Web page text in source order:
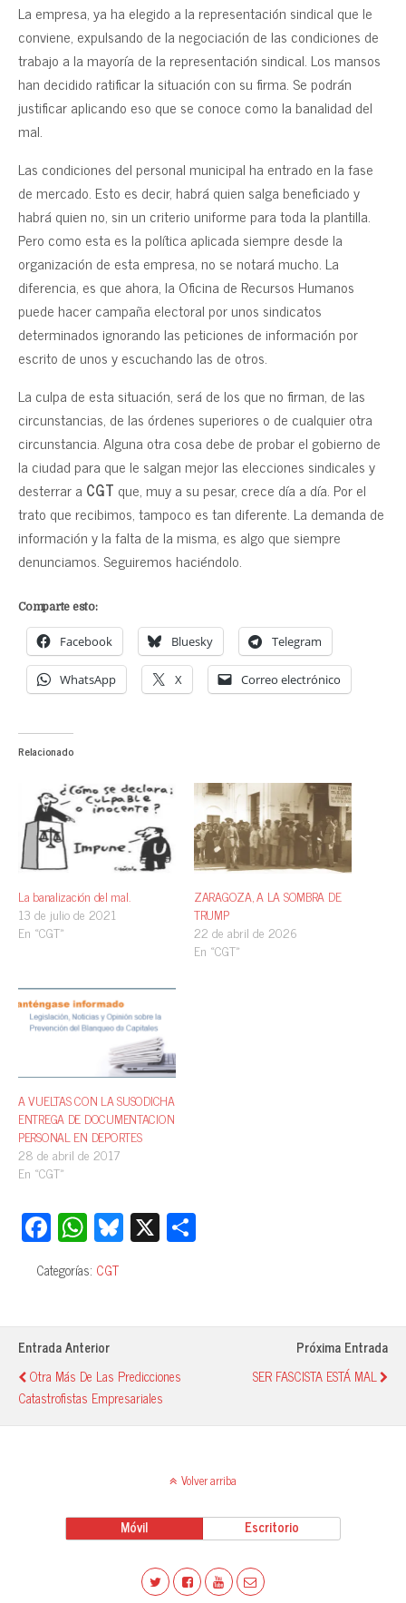
La empresa, ya ha elegido a la representación sindical que le
conviene, expulsando de la negociación de las condiciones de
trabajo a la mayoría de la representación sindical. Los mansos
han decidido ratificar la situación con su firma. Se podrán
justificar aplicando eso que se conoce como la banalidad del
mal.
Las condiciones del personal municipal ha entrado en la fase
de mercado. Esto es decir, habrá quien salga beneficiado y
habrá quien no, sin un criterio uniforme para toda la plantilla.
Pero como esta es la política aplicada siempre desde la
organización de esta empresa, no se notará mucho. La
diferencia, es que ahora, la Oficina de Recursos Humanos
puede hacer campaña electoral por unos sindicatos
determinados ignorando las peticiones de información por
escrito de unos y escuchando las de otros.
La culpa de esta situación, será de los que no firman, de las
circunstancias, de las órdenes superiores o de cualquier otra
circunstancia. Alguna otra cosa debe de probar el gobierno de
la ciudad para que le salgan mejor las elecciones sindicales y
desterrar a CGT que, muy a su pesar, crece día a día. Por el
trato que recibimos, tampoco es tan diferente. La demanda de
información y la falta de la misma, es algo que siempre
denunciamos. Seguiremos haciéndolo.
Comparte esto:
Facebook Bluesky Telegram
WhatsApp X Correo electrónico
Relacionado
La banalización del mal.
13 de julio de 2021
En «CGT»
ZARAGOZA, A LA SOMBRA DE
TRUMP
22 de abril de 2026
En «CGT»
A VUELTAS CON LA SUSODICHA
ENTREGA DE DOCUMENTACION
PERSONAL EN DEPORTES
28 de abril de 2017
En «CGT»
Fa
ce
bo
ok
W
ha
ts
A
pp
Bl
ue
y
X
pa
Categorías: CGT
Entrada Anterior
Otra Más De Las Predicciones
Catastrofistas Empresariales
Próxima Entrada
SER FASCISTA ESTÁ MAL
Volver arriba
Móvil Escritorio